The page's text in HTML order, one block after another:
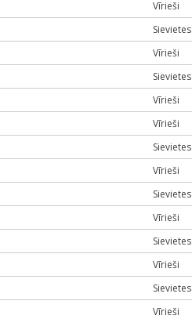
Vīrieši
Sievietes
Vīrieši
Sievietes
Vīrieši
Vīrieši
Sievietes
Vīrieši
Sievietes
Vīrieši
Sievietes
Vīrieši
Sievietes
Vīrieši